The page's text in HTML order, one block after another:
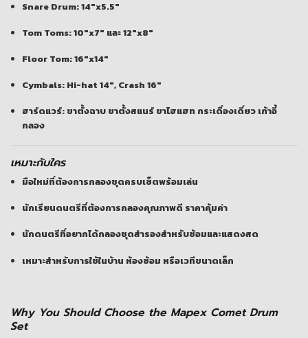
Snare Drum: 14″x5.5″
Tom Toms: 10″x7″ และ 12″x8″
Floor Tom: 16″x14″
Cymbals: Hi-hat 14″, Crash 16″
ฮาร์ดแวร์: ขาตั้งฉาบ ขาตั้งสแนร์ ขาไฮแฮท กระเดื่องเดี่ยว เก้าอี้
กลอง
เหมาะกับใคร
มือใหม่ที่ต้องการกลองชุดครบเซ็ตพร้อมเล่น
นักเรียนดนตรีที่ต้องการกลองคุณภาพดี ราคาคุ้มค่า
นักดนตรีที่อยากได้กลองชุดสำรองสำหรับซ้อมและแสดงสด
เหมาะสำหรับการใช้ในบ้าน ห้องซ้อม หรือเวทีขนาดเล็ก
Why You Should Choose the Mapex Comet Drum
Set